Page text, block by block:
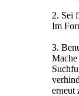
2. Sei
Im
3.
Mache
erneut